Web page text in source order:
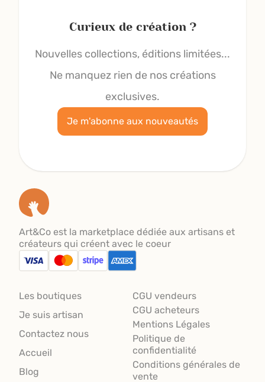
Curieux de création ?
Nouvelles collections, éditions limitées...
Ne manquez rien de nos créations
exclusives.
Je m'abonne aux nouveautés
Art&Co est la marketplace dédiée aux artisans et
créateurs qui créent avec le coeur
Les boutiques
Je suis artisan
Contactez nous
Accueil
Blog
CGU vendeurs
CGU acheteurs
Mentions Légales
Politique de
confidentialité
Conditions générales de
vente